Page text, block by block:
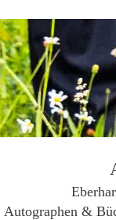
Autographen &